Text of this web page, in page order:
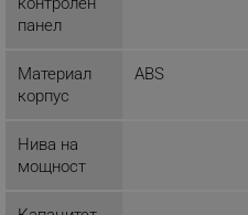
панел
Материал
корпус
ABS
Нива на
мощност
_nzm_noid_92166-7699